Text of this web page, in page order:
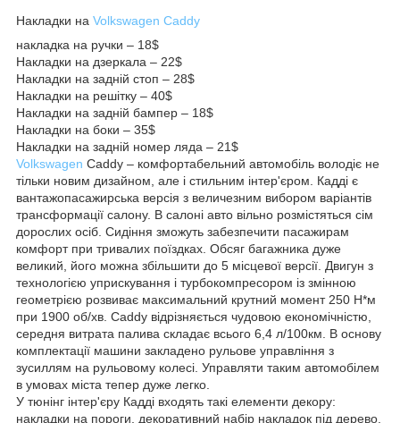
Накладки на Volkswagen Caddy
накладка на ручки – 18$
Накладки на дзеркала – 22$
Накладки на задній стоп – 28$
Накладки на решітку – 40$
Накладки на задній бампер – 18$
Накладки на боки – 35$
Накладки на задній номер ляда – 21$
Volkswagen Caddy – комфортабельний автомобіль володіє не
тільки новим дизайном, але і стильним інтер'єром. Кадді є
вантажопасажирська версія з величезним вибором варіантів
трансформації салону. В салоні авто вільно розмістяться сім
дорослих осіб. Сидіння зможуть забезпечити пасажирам
комфорт при тривалих поїздках. Обсяг багажника дуже
великий, його можна збільшити до 5 місцевої версії. Двигун з
технологією уприскування і турбокомпресором із змінною
геометрією розвиває максимальний крутний момент 250 Н*м
при 1900 об/хв. Caddy відрізняється чудовою економічністю,
середня витрата палива складає всього 6,4 л/100км. В основу
комплектації машини закладено рульове управління з
зусиллям на рульовому колесі. Управляти таким автомобілем
в умовах міста тепер дуже легко.
У тюнінг інтер'єру Кадді входять такі елементи декору:
накладки на пороги, декоративний набір накладок під дерево,